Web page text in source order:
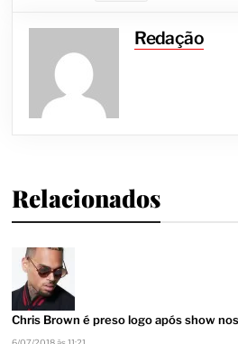
Redação
Relacionados
Chris Brown é preso logo após show